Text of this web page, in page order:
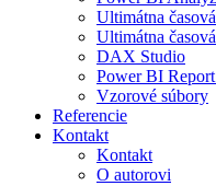
Ultimátna
Ultimátna
DAX Studio
Power BI
Vzorové súbory
Referencie
Kontakt
Kontakt
O autorovi